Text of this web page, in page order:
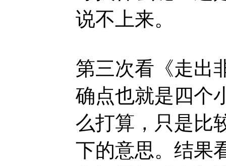
说不上来。
第三次看《走出
确点也就是四个
么打算，只是比
下的意思。结果